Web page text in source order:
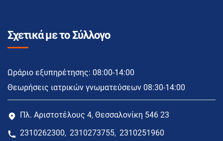
Σχετικά με το Σύλλογο
Ωράριο εξυπηρέτησης: 08:00-14:00
Θεωρήσεις ιατρικών γνωματεύσεων 08:30-14:00
Πλ. Αριστοτέλους 4, Θεσσαλονίκη 546 23
2310262300, 2310273755, 2310251960